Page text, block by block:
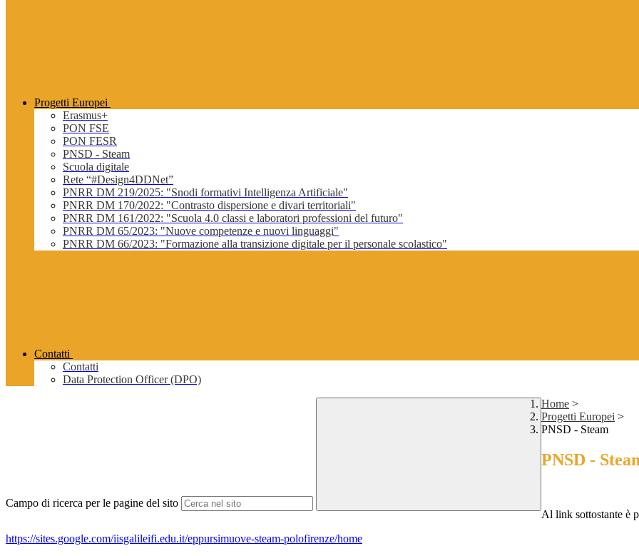
Progetti Europei
Erasmus+
PON FSE
PON FESR
PNSD - Steam
Scuola digitale
Rete “#Design4DDNet”
PNRR DM 219/2025: "Snodi formativi Intelligenza Artificiale"
PNRR DM 170/2022: "Contrasto dispersione e divari territoriali"
PNRR DM 161/2022: "Scuola 4.0 classi e laboratori professioni del futuro"
PNRR DM 65/2023: "Nuove competenze e nuovi linguaggi"
PNRR DM 66/2023: "Formazione alla transizione digitale per il personale scolastico"
Contatti
Contatti
Data Protection Officer (DPO)
Campo di ricerca per le pagine del sito
Home >
Progetti Europei >
PNSD - Steam
PNSD -
Al link sottostante è
https://sites.google.com/iisgalileifi.edu.it/eppursimuove-steam-polofirenze/home